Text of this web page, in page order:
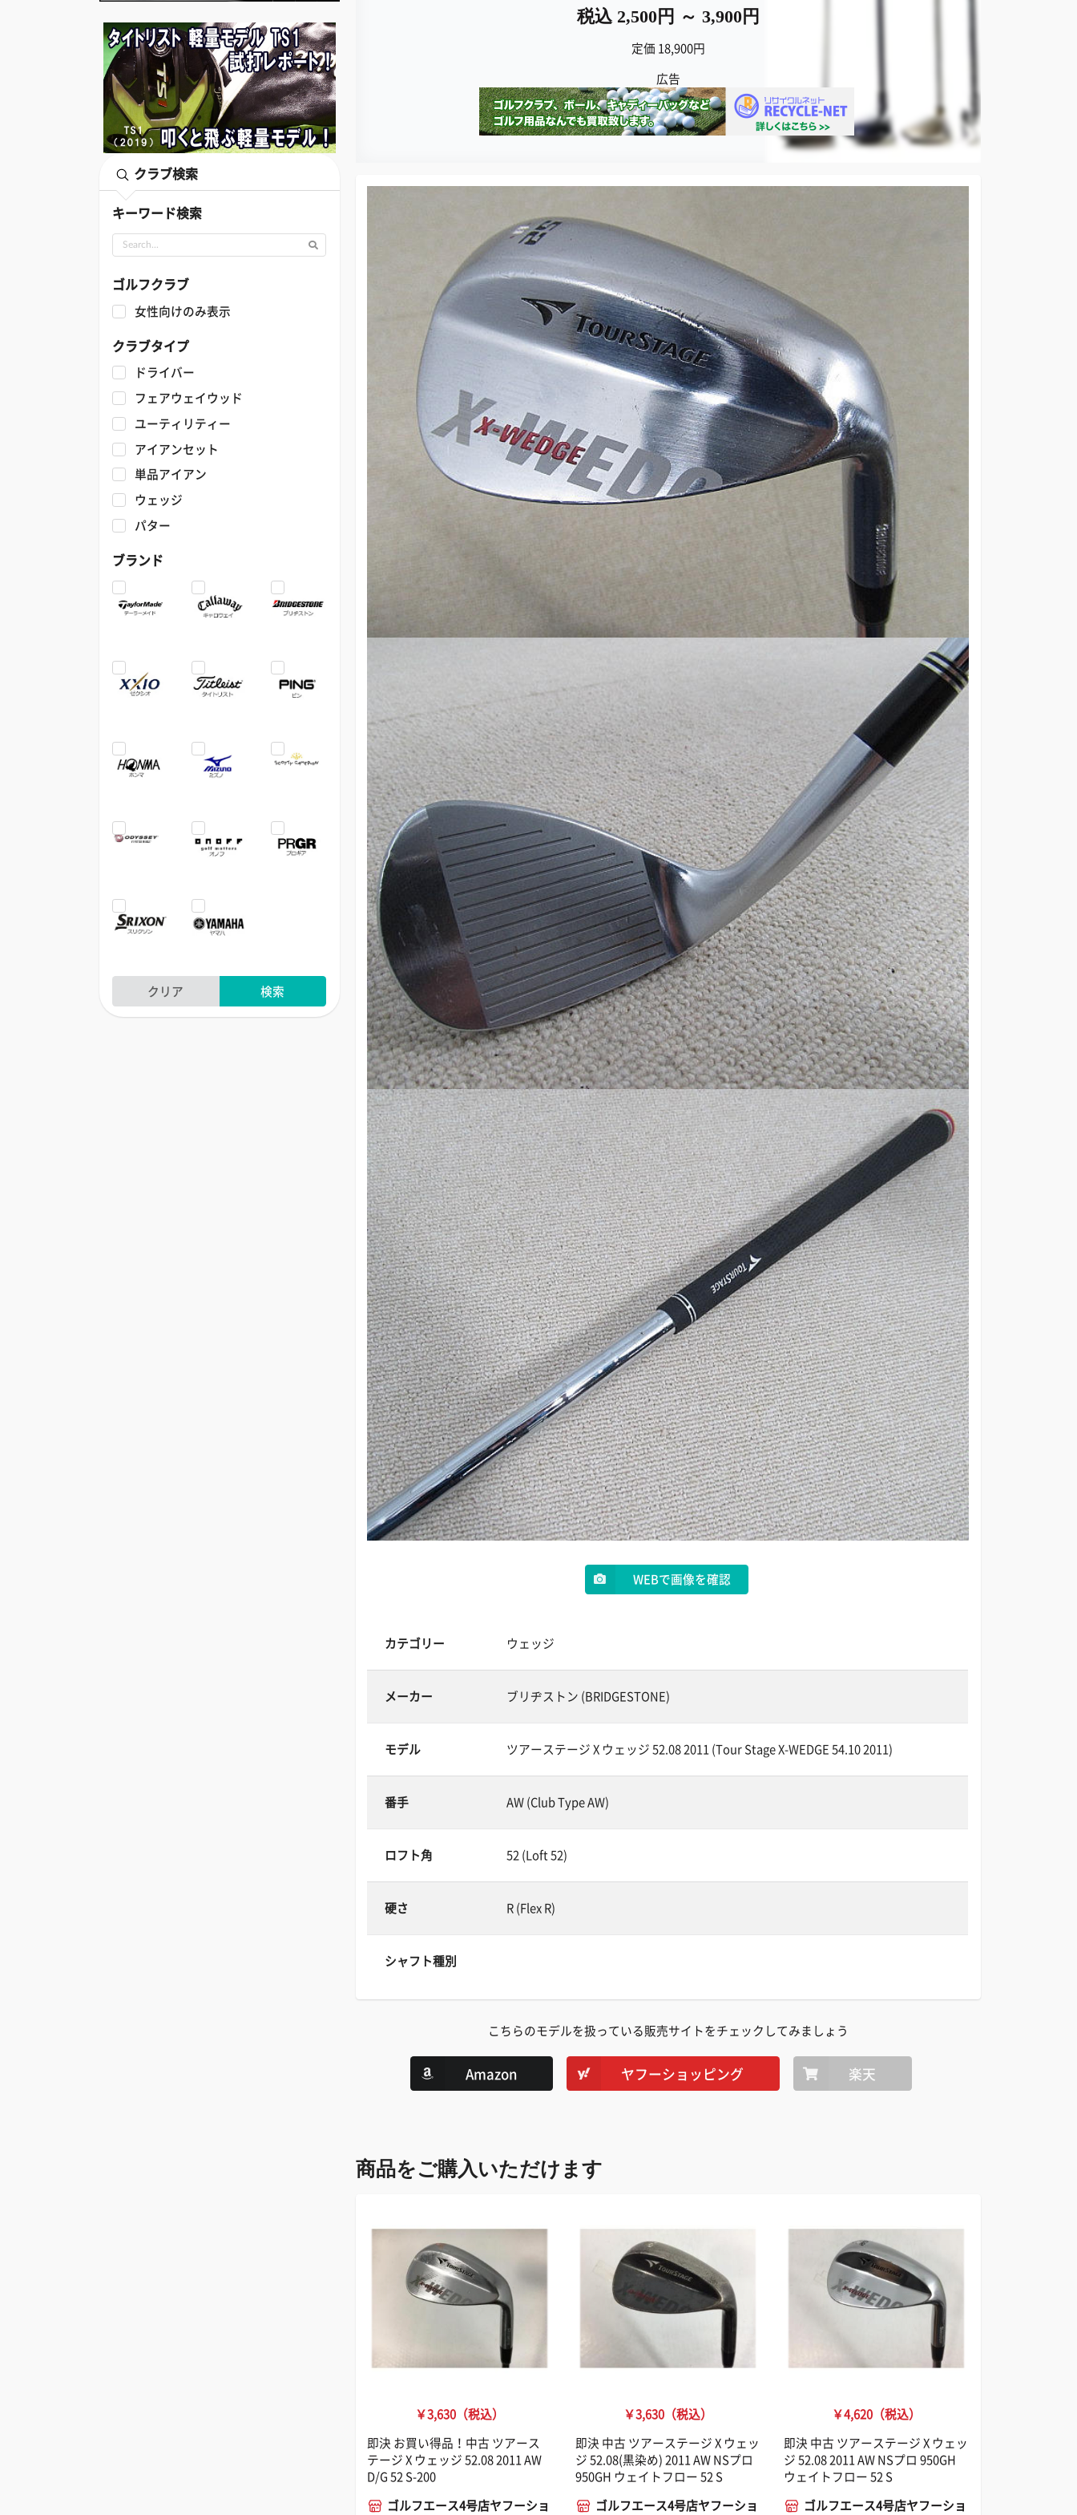
クラブ検索
キーワード検索
ゴルフクラブ
女性向けのみ表示
クラブタイプ
ドライバー
フェアウェイウッド
ユーティリティー
アイアンセット
単品アイアン
ウェッジ
パター
ブランド
クリア 検索
税込 2,500円 ～ 3,900円
定価 18,900円
広告
WEBで画像を確認
カテゴリー ウェッジ
メーカー ブリヂストン (BRIDGESTONE)
モデル ツアーステージ X ウェッジ 52.08 2011 (Tour Stage X-WEDGE 54.10 2011)
番手 AW (Club Type AW)
ロフト角 52 (Loft 52)
硬さ R (Flex R)
シャフト種別
こちらのモデルを扱っている販売サイトをチェックしてみましょう
Amazon ヤフーショッピング 楽天
商品をご購入いただけます
￥3,630（税込）
即決 お買い得品！中古 ツアース
テージ X ウェッジ 52.08 2011 AW
D/G 52 S-200
ゴルフエース4号店ヤフーショ
￥3,630（税込）
即決 中古 ツアーステージ X ウェッ
ジ 52.08(黒染め) 2011 AW NSプロ
950GH ウェイトフロー 52 S
ゴルフエース4号店ヤフーショ
￥4,620（税込）
即決 中古 ツアーステージ X ウェッ
ジ 52.08 2011 AW NSプロ 950GH
ウェイトフロー 52 S
ゴルフエース4号店ヤフーショ